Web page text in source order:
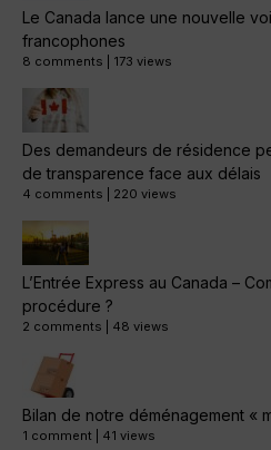
Le Canada lance une nouvelle
francophones
8 comments 173 views
Des demandeurs de résidence
de transparence face aux délais
4 comments 220 views
L’Entrée Express au Canada –
procédure ?
2 comments 48 views
Bilan de notre déménagement «
1 comment 41 views